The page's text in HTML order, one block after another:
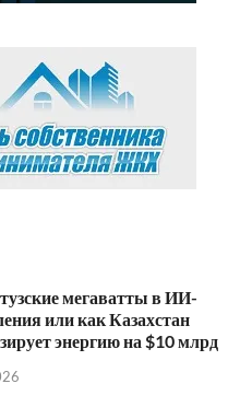
мегаватты в ИИ-
или как Казахстан
энергию на $10 млрд